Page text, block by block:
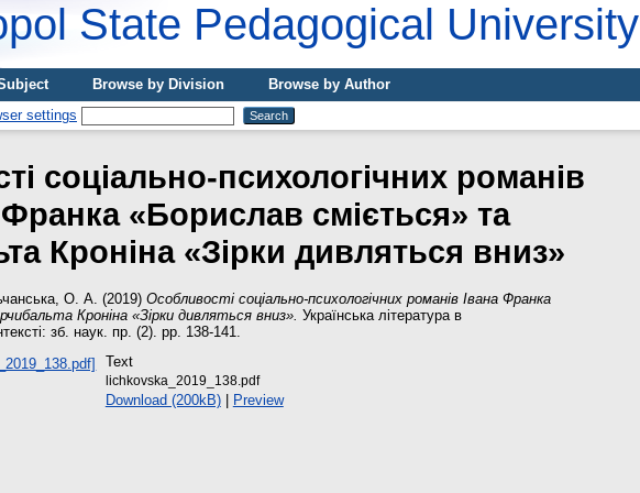
State Pedagogical University
Browse by Division
Browse by Author
соціально-психологічних романів
Франка «Борислав сміється» та
Кроніна «Зірки дивляться вниз»
О. А. (2019) Особливості соціально-психологічних романів Івана Франка
Кроніна «Зірки дивляться вниз». Українська література в
зб. наук. пр. (2). pp. 138-141.
Text
lichkovska_2019_138.pdf
Download (200kB)| Preview